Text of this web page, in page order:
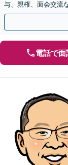
与、親権、面会交流
間・休日面談可】【
電話で面